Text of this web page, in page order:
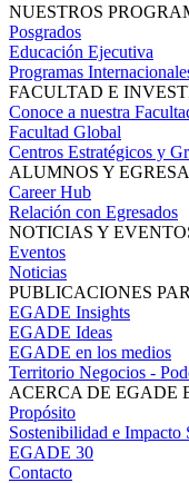
NUESTROS
Posgrados
Educación Ejecutiva
Programas
FACULTAD E
Conoce a nuestra
Facultad Global
Centros Estratégicos y
ALUMNOS Y
Career Hub
Relación con Egresados
NOTICIAS Y
Eventos
Noticias
PUBLICACIONES
EGADE Insights
EGADE Ideas
EGADE en los medios
Territorio Negocios -
ACERCA DE EGADE
Propósito
Sostenibilidad e Impacto
EGADE 30
Contacto